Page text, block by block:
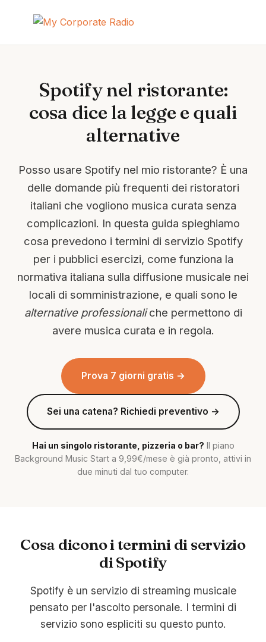
Spotify nel ristorante:
cosa dice la legge e quali
alternative
Posso usare Spotify nel mio ristorante? È una
delle domande più frequenti dei ristoratori
italiani che vogliono musica curata senza
complicazioni. In questa guida spieghiamo
cosa prevedono i termini di servizio Spotify
per i pubblici esercizi, come funziona la
normativa italiana sulla diffusione musicale nei
locali di somministrazione, e quali sono le
alternative professionaliche permettono di
avere musica curata e in regola.
Prova 7 giorni gratis →
Sei una catena? Richiedi preventivo →
Hai un singolo ristorante, pizzeria o bar? Il piano
Background Music Start a 9,99€/mese è già pronto, attivi in
due minuti dal tuo computer.
Cosa dicono i termini di servizio
di Spotify
Spotify è un servizio di streaming musicale
pensato per l'ascolto personale. I termini di
servizio sono espliciti su questo punto.